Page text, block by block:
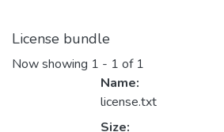
License bundle
Now showing 1 - 1 of 1
Name:
license.txt
Size: